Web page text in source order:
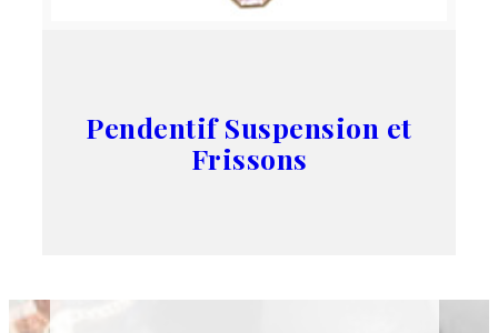
Pendentif Suspension et
Frissons